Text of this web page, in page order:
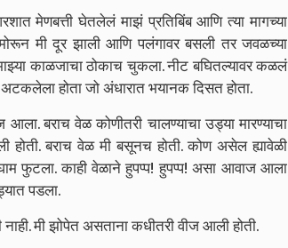
मेणबत्ती घेतलेलं माझं प्रतिबिंब आणि त्या मागच्या
मी दूर झाली आणि पलंगावर बसली तर जवळच्या
काळजाचा ठोकाच चुकला. नीट बघितल्यावर कळलं
अटकलेला होता जो अंधारात भयानक दिसत होता.
बराच वेळ कोणीतरी चालण्याचा उड्या मारण्याचा
होती. बराच वेळ मी बसूनच होती. कोण असेल ह्यावेळी
फुटला. काही वेळाने हुपप्प! हुपप्प! असा आवाज आला
पडला.
मी झोपेत असताना कधीतरी वीज आली होती.